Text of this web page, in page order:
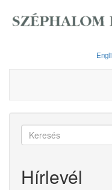
Keresés
Hírlevél